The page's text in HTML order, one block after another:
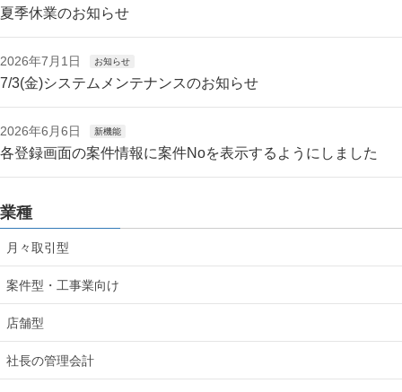
夏季休業のお知らせ
2026年7月1日 お知らせ
7/3(金)システムメンテナンスのお知らせ
2026年6月6日 新機能
各登録画面の案件情報に案件Noを表示するようにしました
業種
月々取引型
案件型・工事業向け
店舗型
社長の管理会計